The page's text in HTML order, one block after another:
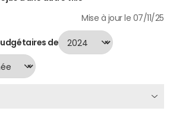
Mise à jour le 07/11/25
de